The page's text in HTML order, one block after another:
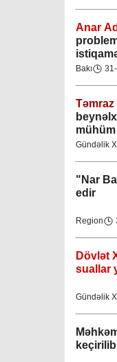
Anar
davam
Bakı
Təmraz
Gündəlik
"Nar
edir
Region
Dövlət
suallar
Gündəlik
keçirilib